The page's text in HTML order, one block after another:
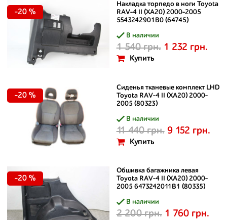
Накладка торпедо в ноги Toyota
RAV-4 II (XA20) 2000-2005
5543242901B0 (64745)
В наличии
1 540 грн. 1 232 грн.
Купить
-20 %
Сиденья тканевые комплект LHD
Toyota RAV-4 II (XA20) 2000-
2005 (80323)
В наличии
11 440 грн. 9 152 грн.
Купить
-20 %
Обшивка багажника левая
Toyota RAV-4 II (XA20) 2000-
2005 6473242011B1 (80335)
В наличии
2 200 грн. 1 760 грн.
-20 %